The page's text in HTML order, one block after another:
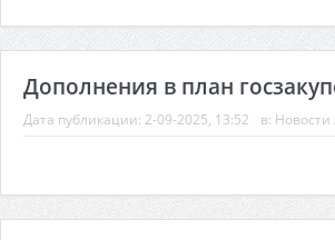
Дополнения в план
Дата публикации: 2-09-2025, 13:52 в: Новости